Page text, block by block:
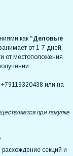
как “Деловые
от 1-7 дней,
от местоположения
или на
при покупке
секций и